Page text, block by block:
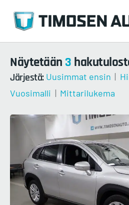
Näytetään 3
Järjestä: Uusimmat ensin |
Vuosimalli | Mittarilukema